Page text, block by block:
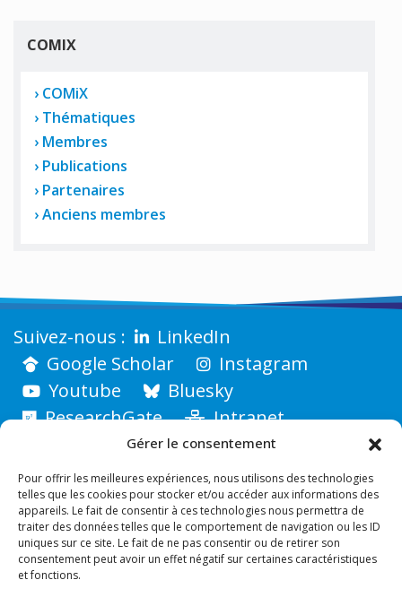
Gérer le consentement
Pour offrir les meilleures expériences, nous utilisons des technologies
telles que les cookies pour stocker et/ou accéder aux informations des
appareils. Le fait de consentir à ces technologies nous permettra de
traiter des données telles que le comportement de navigation ou les ID
uniques sur ce site. Le fait de ne pas consentir ou de retirer son
consentement peut avoir un effet négatif sur certaines caractéristiques
et fonctions.
COMIX
COMiX
Thématiques
Membres
Publications
Partenaires
Anciens membres
LinkedIn
Google Scholar
Instagram
Youtube
Bluesky
ResearchGate
Intranet